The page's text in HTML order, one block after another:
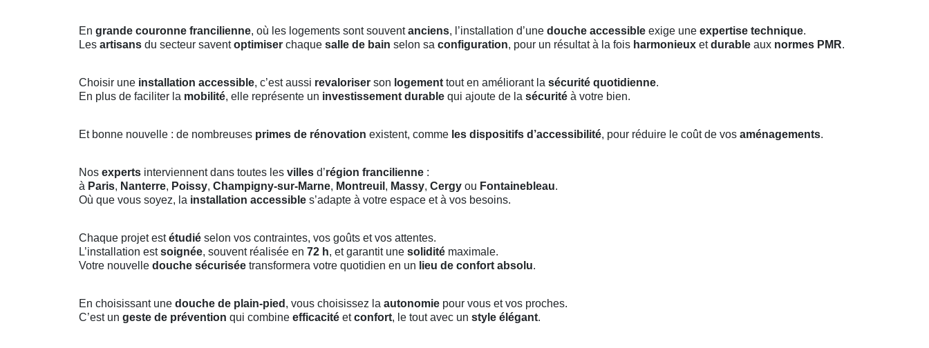
En grande couronne francilienne, où les logements sont souventanciens, l’installation d’une douche accessible exige une expertise technique.
Les artisans du secteur saventoptimiser chaque salle de bain selon sa configuration, pour un résultat à la fois harmonieux etdurable aux normes PMR.
Choisir une installation accessible, c’est aussi revaloriser son logement tout en améliorant la sécurité quotidienne.
En plus de faciliter la mobilité, elle représente un investissement durable qui ajoute de la sécurité à votre bien.
Et bonne nouvelle : de nombreuses primes de rénovation existent, comme les dispositifs d’accessibilité, pour réduire le coût de vos aménagements.
Nos experts interviennent dans toutes les villes d’région francilienne :
à Paris, Nanterre, Poissy, Champigny-sur-Marne, Montreuil , Massy, Cergy ou Fontainebleau.
Où que vous soyez, la installation accessible s’adapte à votre espace et à vos besoins.
Chaque projet estétudié selon vos contraintes, vos goûts et vos attentes.
L’installation estsoignée, souvent réalisée en 72 h, et garantit une solidité maximale.
Votre nouvelle douche sécurisée transformera votre quotidien en un lieu de confort absolu.
En choisissant une douche de plain-pied , vous choisissez la autonomie pour vous et vos proches.
C’est un geste de prévention qui combine efficacité etconfort, le tout avec un style élégant.